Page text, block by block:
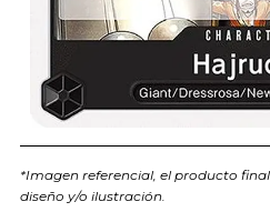
*Imagen referencial, el producto
diseño y/o ilustración.